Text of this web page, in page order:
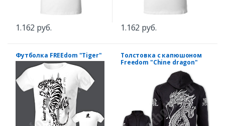
1.162 руб. 1.162 руб.
Футболка FREEdom "Tiger"
Толстовка с капюшоном
Freedom "Chine dragon"